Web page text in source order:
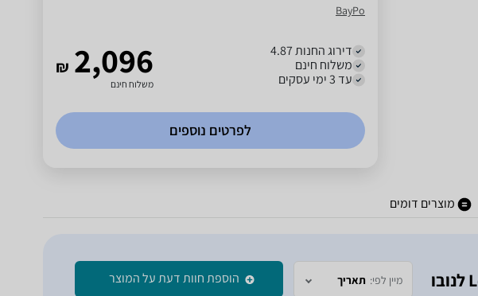
BayPo
דירוג החנות 4.87
משלוח חינם
עד 3 ימי עסקים
₪ 2,096
משלוח חינם
לפרטים נוספים
מוצרים דומים
מיין לפי: תאריך הוספת חוות דעת על המוצר